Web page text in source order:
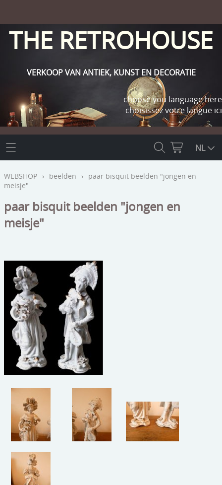
THE RETROHOUSE
VERKOOP VAN ANTIEK, KUNST EN DECORATIE
choose you language here
choisissez votre langue ici
THE RETROHOUSE
WEBSHOP
religie
beelden
reclamevoorwerpen/merken
curiosa
schilderijen
porselein/aardewerk
juwelen/horloges/brillen
medailles/munten/bankbiljetten
glaswerk
lamp/luchter
speelgoed
zilverwerk
KLANT WORDEN / INLOGGEN
NL
WEBSHOP › beelden › paar bisquit beelden "jongen en
meisje"
paar bisquit beelden "jongen en
meisje"